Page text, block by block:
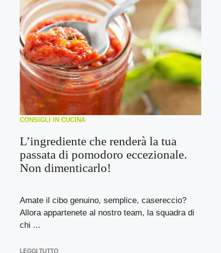
CONSIGLI IN CUCINA
L’ingrediente che renderà la tua
passata di pomodoro eccezionale.
Non dimenticarlo!
Amate il cibo genuino, semplice, casereccio?
Allora appartenete al nostro team, la squadra di
chi ...
LEGGI TUTTO